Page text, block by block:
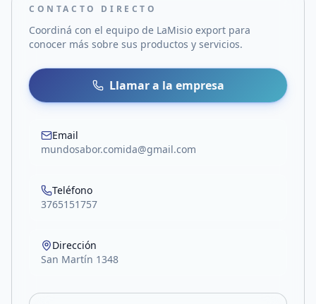
CONTACTO DIRECTO
Coordiná con el equipo de LaMisio export para
conocer más sobre sus productos y servicios.
Llamar a la empresa
Email
mundosabor.comida@gmail.com
Teléfono
3765151757
Dirección
San Martín 1348